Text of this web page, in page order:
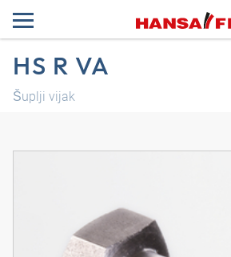
HS R VA
Šuplji vijak